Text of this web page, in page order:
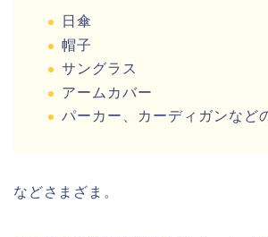
日傘
帽子
サングラス
アームカバー
パーカー、カーディガンなど
などさまざま。